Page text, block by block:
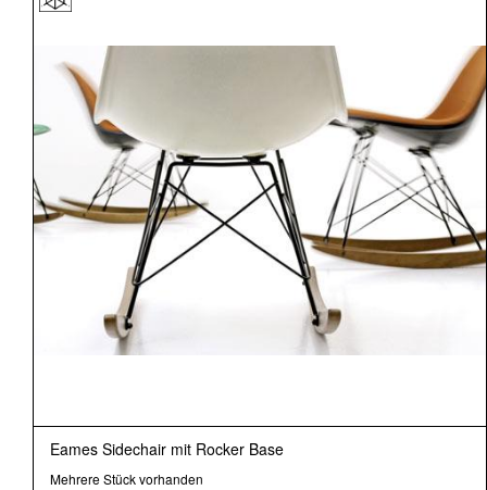
Eames Sidechair mit Rocker Base
Mehrere Stück vorhanden